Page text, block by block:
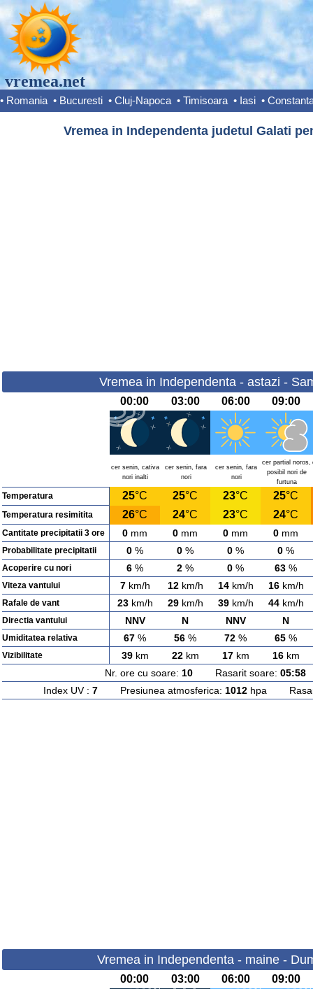
vremea.net
• Romania • Bucuresti • Cluj-Napoca • Timisoara • Iasi •
Vremea in Independenta judetul Galati
Vremea in Independenta - astazi -
00:00 03:00 06:00 09:00
cer senin, cativa
nori inalti
cer senin, fara
nori
cer senin, fara
nori
cer partial noros,
posibil nori de
furtuna
Temperatura 25°C 25°C 23°C 25°C
Temperatura resimitita 26°C 24°C 23°C 24°C
Cantitate precipitatii 3 ore 0 mm 0 mm 0 mm 0 mm
Probabilitate precipitatii 0 % 0 % 0 % 0 %
Acoperire cu nori 6 % 2 % 0 % 63 %
Viteza vantului 7km/h 12km/h 14km/h 16km/h
Rafale de vant 23km/h 29km/h 39km/h 44km/h
Directia vantului NNV N NNV N
Umiditatea relativa 67 % 56 % 72 % 65 %
Vizibilitate 39km 22km 17km 16km
Nr. ore cu soare: 10Rasarit soare: 05:58
Index UV : 7Presiunea atmosferica: 1012hpa
Vremea in Independenta - maine -
00:00 03:00 06:00 09:00